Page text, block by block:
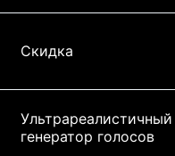
Скидка
Ультрареалистичный
генератор голосов